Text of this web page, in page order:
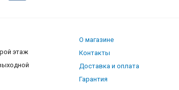
этаж
О магазине
Контакты
Доставка и оплата
Гарантия